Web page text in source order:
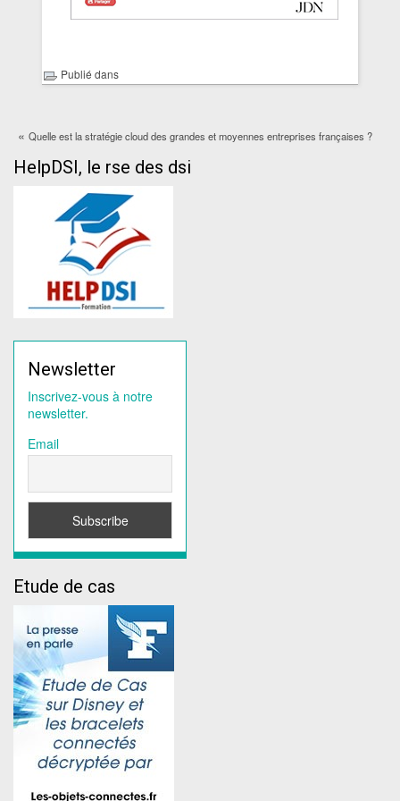
Publié dans
« Quelle est la stratégie cloud des grandes et moyennes entreprises françaises ?
HelpDSI, le rse des dsi
Newsletter
Inscrivez-vous à notre
newsletter.
Email
Etude de cas